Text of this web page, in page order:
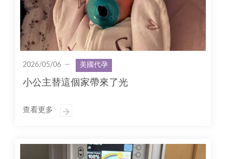
2026/05/06 美國代孕
小公主替這個家帶來了光
查看更多